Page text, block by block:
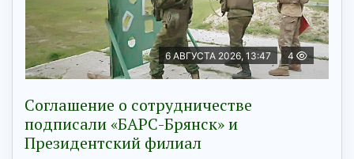
6 АВГУСТА 2026, 13:47 4
Соглашение о сотрудничестве
подписали «БАРС-Брянск» и
Президентский филиал